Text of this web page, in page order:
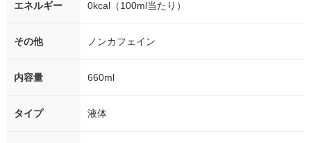
エネルギー 0kcal（100ml当たり）
その他 ノンカフェイン
内容量 660ml
タイプ 液体